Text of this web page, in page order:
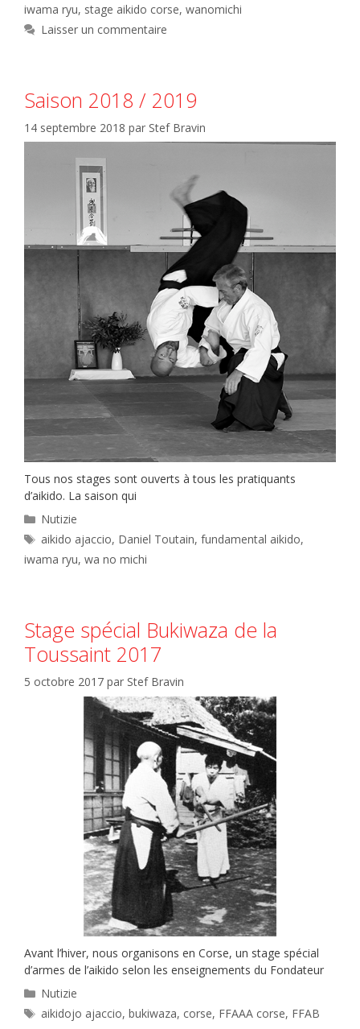
iwama ryu, stage aikido corse, wanomichi
Laisser un commentaire
Saison 2018 / 2019
14 septembre 2018 par Stef Bravin
Tous nos stages sont ouverts à tous les pratiquants
d’aikido. La saison qui
Catégories
Nutizie
Étiquettes
aikido ajaccio, Daniel Toutain,fundamental aikido,
iwama ryu, wa no michi
Stage spécial Bukiwaza de la
Toussaint 2017
5 octobre 2017 par Stef Bravin
Avant l’hiver, nous organisons en Corse, un stage spécial
d’armes de l’aikido selon les enseignements du Fondateur
Catégories
Nutizie
Étiquettes
aikidojo ajaccio,bukiwaza, corse, FFAAA corse, FFAB